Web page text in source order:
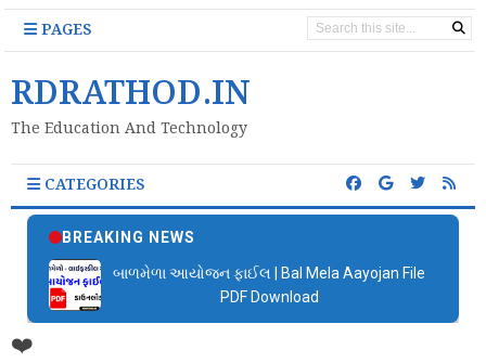
PAGES
RDRATHOD.IN
The Education And Technology
CATEGORIES
BREAKING NEWS
બાળમેળા આયોજન ફાઈલ | Bal Mela Aayojan File
PDF Download
❤️